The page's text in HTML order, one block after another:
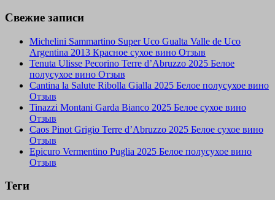
Свежие записи
Michelini Sammartino Super Uco Gualta Valle de Uco
Argentina 2013 Красное сухое вино Отзыв
Tenuta Ulisse Pecorino Terre d’Abruzzo 2025 Белое
полусухое вино Отзыв
Cantina la Salute Ribolla Gialla 2025 Белое полусухое вино
Отзыв
Tinazzi Montani Garda Bianco 2025 Белое сухое вино
Отзыв
Caos Pinot Grigio Terre d’Abruzzo 2025 Белое сухое вино
Отзыв
Epicuro Vermentino Puglia 2025 Белое полусухое вино
Отзыв
Теги